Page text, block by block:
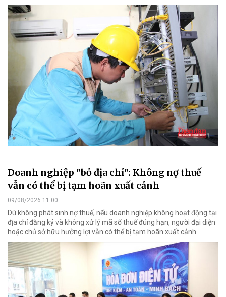
Doanh nghiệp "bỏ địa chỉ": Không nợ thuế
vẫn có thể bị tạm hoãn xuất cảnh
09/08/2026 11:00
Dù không phát sinh nợ thuế, nếu doanh nghiệp không hoạt động tại
địa chỉ đăng ký và không xử lý mã số thuế đúng hạn, người đại diện
hoặc chủ sở hữu hưởng lợi vẫn có thể bị tạm hoãn xuất cảnh.